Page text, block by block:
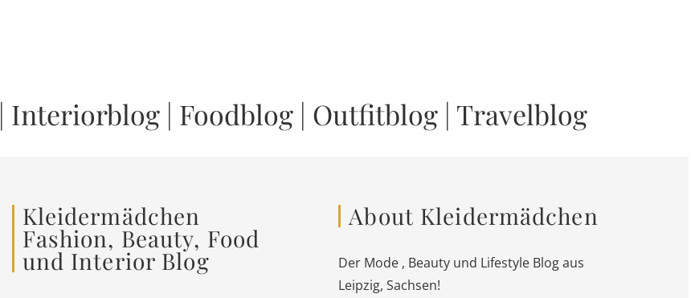
| Interiorblog | Foodblog | Outfitblog | Travelblog
Kleidermädchen
Fashion, Beauty, Food
und Interior Blog
About Kleidermädchen
Der Mode , Beauty und Lifestyle Blog aus
Leipzig, Sachsen!